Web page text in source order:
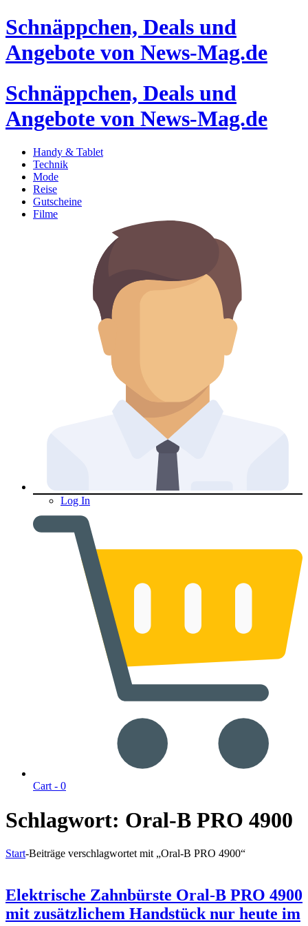
Schnäppchen, Deals und
Angebote von News-Mag.de
Schnäppchen, Deals und
Angebote von News-Mag.de
Handy & Tablet
Technik
Mode
Reise
Gutscheine
Filme
Log In
Cart - 0
Schlagwort: Oral-B PRO 4900
Start-Beiträge verschlagwortet mit „Oral-B PRO 4900“
Elektrische Zahnbürste Oral-B PRO 4900
mit zusätzlichem Handstück nur heute im